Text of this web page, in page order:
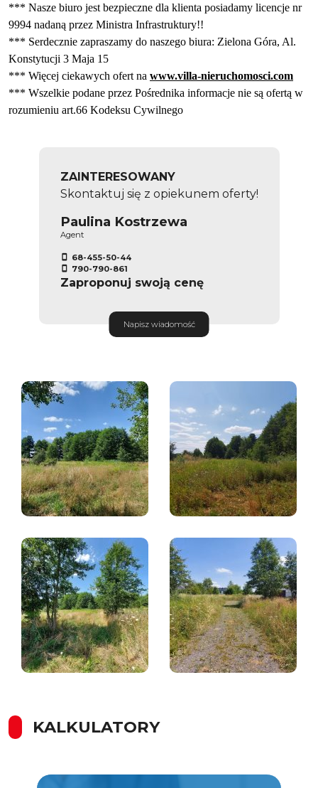
*** Nasze biuro jest bezpieczne dla klienta posiadamy licencje nr
9994 nadaną przez Ministra Infrastruktury!!
*** Serdecznie zapraszamy do naszego biura: Zielona Góra, Al.
Konstytucji 3 Maja 15
*** Więcej ciekawych ofert na www.villa-nieruchomosci.com
*** Wszelkie podane przez Pośrednika informacje nie są ofertą w
rozumieniu art.66 Kodeksu Cywilnego
Paulina Kostrzewa
Agent
68-455-50-44
790-790-861
Napisz wiadomość
ZAINTERESOWANY
Skontaktuj się z opiekunem oferty!
Zaproponuj swoją cenę
KALKULATORY